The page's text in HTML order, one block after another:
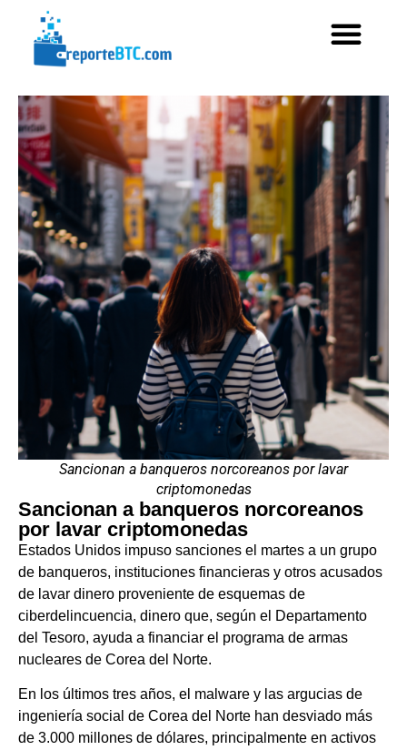
Sancionan a banqueros norcoreanos por lavar
criptomonedas
Sancionan a banqueros norcoreanos
por lavar criptomonedas
Estados Unidos impuso sanciones el martes a un grupo
de banqueros, instituciones financieras y otros acusados
de lavar dinero proveniente de esquemas de
ciberdelincuencia, dinero que, según el Departamento
del Tesoro, ayuda a financiar el programa de armas
nucleares de Corea del Norte.
En los últimos tres años, el malware y las argucias de
ingeniería social de Corea del Norte han desviado más
de 3.000 millones de dólares, principalmente en activos